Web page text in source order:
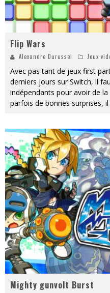
Flip Wars
Alexandre Durussel Jeux
Avec pas tant de jeux first
derniers jours sur Switch, il
indépendants pour avoir de la
parfois de bonnes surprises, il
Mighty gunvolt Burst